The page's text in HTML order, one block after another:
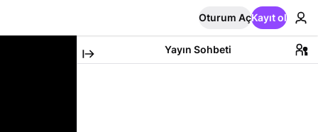
Oturum AçKayıt ol
Yayın Sohbeti